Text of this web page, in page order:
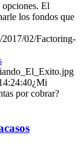
opciones. El
los fondos que
02/Factoring-
¿Mi
por cobrar?